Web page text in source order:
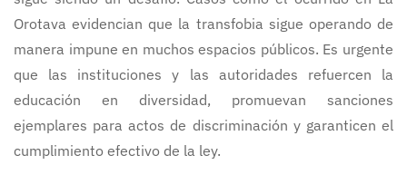
Orotava evidencian que la transfobia sigue operando de
manera impune en muchos espacios públicos. Es urgente
que las instituciones y las autoridades refuercen la
educación en diversidad, promuevan sanciones
ejemplares para actos de discriminación y garanticen el
cumplimiento efectivo de la ley.